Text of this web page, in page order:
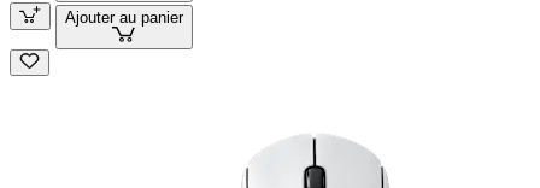
Ajouter au panier